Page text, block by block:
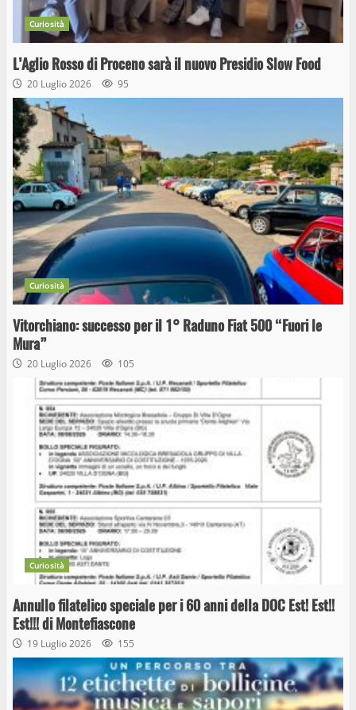
Curiosità
L’Aglio Rosso di Proceno sarà il nuovo Presidio Slow Food
20 Luglio 2026 95
Curiosità
Vitorchiano: successo per il 1° Raduno Fiat 500 “Fuori le
Mura”
20 Luglio 2026 105
Curiosità
Annullo filatelico speciale per i 60 anni della DOC Est! Est!!
Est!!! di Montefiascone
19 Luglio 2026 155